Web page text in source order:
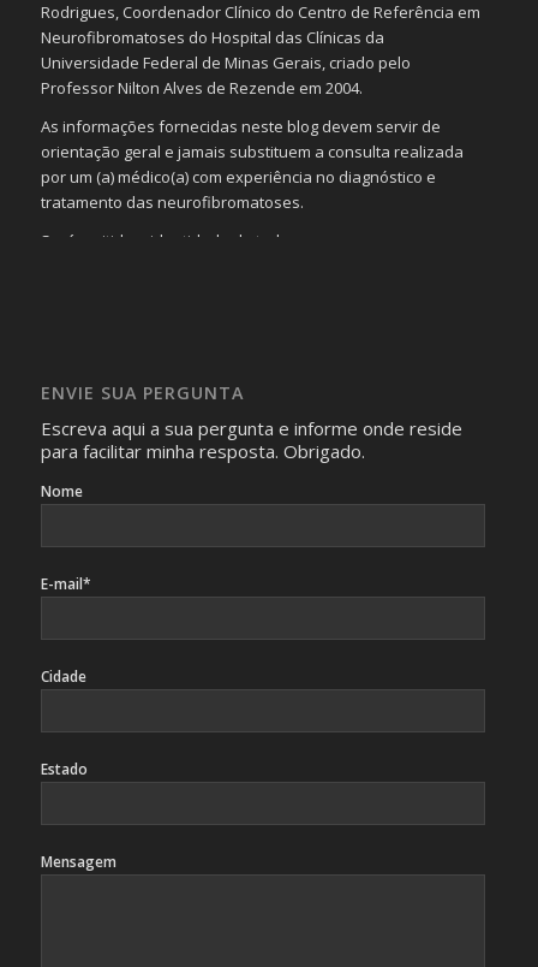
Rodrigues, Coordenador Clínico do Centro de Referência em
Neurofibromatoses do Hospital das Clínicas da
Universidade Federal de Minas Gerais, criado pelo
Professor Nilton Alves de Rezende em 2004.
As informações fornecidas neste blog devem servir de
orientação geral e jamais substituem a consulta realizada
por um (a) médico(a) com experiência no diagnóstico e
tratamento das neurofibromatoses.
Será omitida a identidade de todas as pessoas que
identificação da pessoa fotografada.
ENVIE SUA PERGUNTA
Escreva aqui a sua pergunta e informe onde reside
para facilitar minha resposta. Obrigado.
Nome
E-mail*
Cidade
Estado
Mensagem